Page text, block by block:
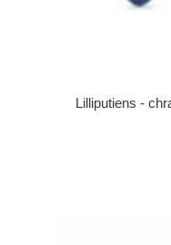
Lilliputiens -